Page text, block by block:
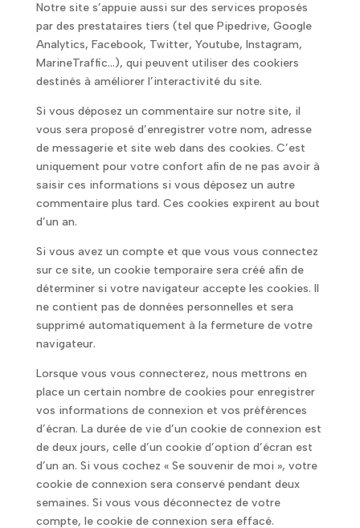
Notre site s’appuie aussi sur des services proposés
par des prestataires tiers (tel que Pipedrive, Google
Analytics, Facebook, Twitter, Youtube, Instagram,
MarineTraffic…), qui peuvent utiliser des cookiers
destinés à améliorer l’interactivité du site.
Si vous déposez un commentaire sur notre site, il
vous sera proposé d’enregistrer votre nom, adresse
de messagerie et site web dans des cookies. C’est
uniquement pour votre confort afin de ne pas avoir à
saisir ces informations si vous déposez un autre
commentaire plus tard. Ces cookies expirent au bout
d’un an.
Si vous avez un compte et que vous vous connectez
sur ce site, un cookie temporaire sera créé afin de
déterminer si votre navigateur accepte les cookies. Il
ne contient pas de données personnelles et sera
supprimé automatiquement à la fermeture de votre
navigateur.
Lorsque vous vous connecterez, nous mettrons en
place un certain nombre de cookies pour enregistrer
vos informations de connexion et vos préférences
d’écran. La durée de vie d’un cookie de connexion est
de deux jours, celle d’un cookie d’option d’écran est
d’un an. Si vous cochez « Se souvenir de moi », votre
cookie de connexion sera conservé pendant deux
semaines. Si vous vous déconnectez de votre
compte, le cookie de connexion sera effacé.